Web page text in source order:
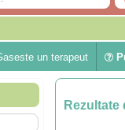
un terapeut
Rezultate